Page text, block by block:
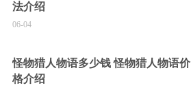
法介绍
06-04
怪物猎人物语多少钱 怪物猎人物语价
格介绍